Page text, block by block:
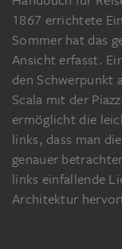
1867 errichtete
Sommer hat das
Ansicht erfasst.
den Schwerpunkt
Scala mit der
ermöglicht die
links, dass man
genauer
links einfallende
Architektur